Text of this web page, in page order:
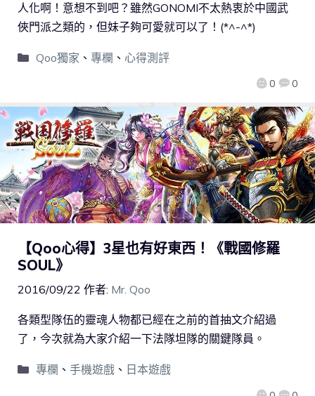
0 0
人化啊！意想不到吧？雖然GONOMI不太熱衷於中國武
俠門派之類的，但妹子夠可愛就可以了！(*^-^*)
Qoo獨家 、 專欄 、 心得測評
【Qoo心得】3星也有好東西！《戰國修羅
SOUL》
2016/09/22 作者: Mr. Qoo
各類型隊伍的靈魂人物都已經在之前的首抽文介紹過
了，今次就為大家介紹一下法隊坦隊的關鍵隊員。
專欄 、 手機遊戲、 日本遊戲